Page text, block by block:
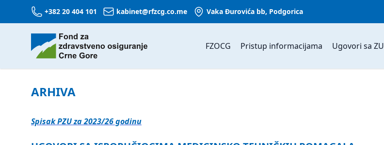
+382 20 404 101 kabinet@rfzcg.co.me Vaka Đurovića bb, Podgorica
FZOCG Pristup informacijama Ugovori sa ZU
ARHIVA
Spisak PZU za 2023/26 godinu